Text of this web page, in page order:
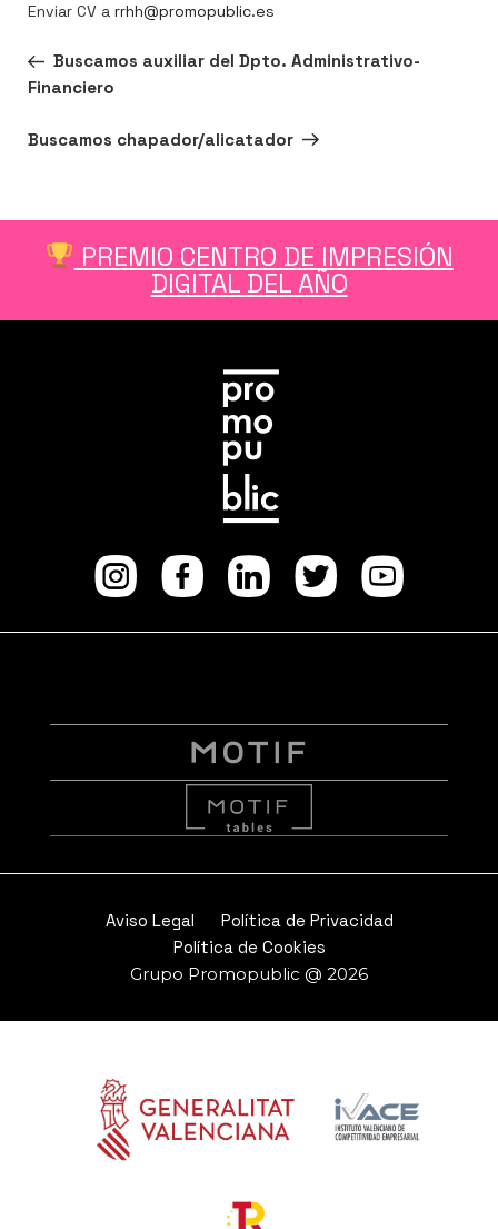
Enviar CV a rrhh@promopublic.es
Entrada
anterior:
ANTERIOR
Buscamos auxiliar del Dpto. Administrativo-
Financiero
Siguiente
SIGUIENTE
Buscamos chapador/alicatador
PREMIO CENTRO DE IMPRESIÓN
DIGITAL DEL AÑO
Aviso Legal
Política de Privacidad
Política de Cookies
Grupo Promopublic @ 2026